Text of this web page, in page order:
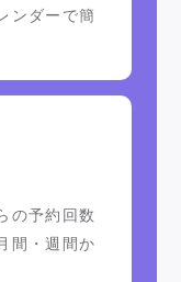
ンダーで簡
の予約回数
間・週間か